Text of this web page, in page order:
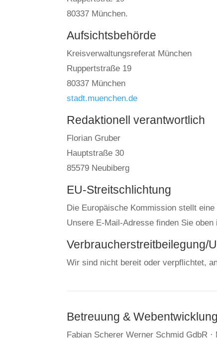
80337 München.
Aufsichtsbehörde
Kreisverwaltungsreferat München
Ruppertstraße 19
80337 München
stadt.muenchen.de
Redaktionell verantwortlich
Florian Gruber
Hauptstraße 30
85579 Neubiberg
EU-Streitschlichtung
Die Europäische Kommission stellt
Unsere E-Mail-Adresse finden Sie oben
Verbraucher­streit­beilegung/
Wir sind nicht bereit oder verpflichtet,
Betreuung & Webentwicklung
Fabian Scherer Werner Schmid GdbR ·